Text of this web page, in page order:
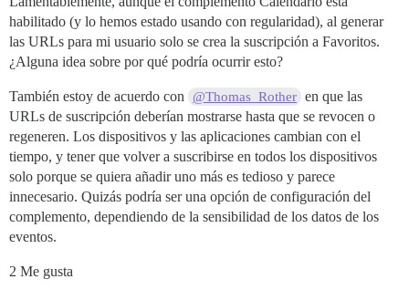
habilitado (y lo hemos estado usando con regularidad), al generar
las URLs para mi usuario solo se crea la suscripción a Favoritos.
¿Alguna idea sobre por qué podría ocurrir esto?
También estoy de acuerdo con @Thomas_Rother en que las
URLs de suscripción deberían mostrarse hasta que se revocen o
regeneren. Los dispositivos y las aplicaciones cambian con el
tiempo, y tener que volver a suscribirse en todos los dispositivos
solo porque se quiera añadir uno más es tedioso y parece
innecesario. Quizás podría ser una opción de configuración del
complemento, dependiendo de la sensibilidad de los datos de los
eventos.
2 Me gusta